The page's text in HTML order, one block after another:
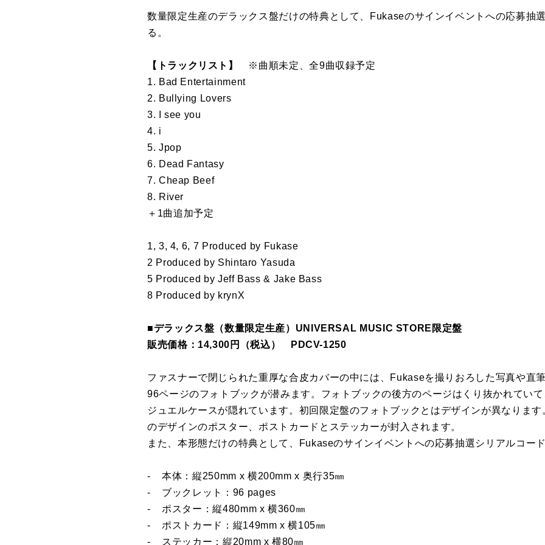
数量限定生産のデラックス盤だけの特典として、Fukaseのサインイベントへの応募抽
る。
【トラックリスト】 ※曲順未定、全9曲収録予定
1. Bad Entertainment
2. Bullying Lovers
3. I see you
4. i
5. Jpop
6. Dead Fantasy
7. Cheap Beef
8. River
＋1曲追加予定
1, 3, 4, 6, 7 Produced by Fukase
2 Produced by Shintaro Yasuda
5 Produced by Jeff Bass & Jake Bass
8 Produced by krynX
■デラックス盤（数量限定生産）UNIVERSAL MUSIC STORE限定盤
販売価格：14,300円（税込） PDCV-1250
ファスナーで閉じられた重厚な合皮カバーの中には、Fukaseを撮りおろした写真や直
96ページのフォトブックが潜みます。フォトブックの後方のページはくり抜かれてい
ジュエルケースが隠れています。初回限定盤のフォトブックとはデザインが異なりま
のデザインのポスター、ポストカードとステッカーが封入されます。
また、本形態だけの特典として、Fukaseのサインイベントへの応募抽選シリアルコー
- 本体：縦250mm x 横200mm x 奥行35㎜
- ブックレット：96 pages
- ポスター：縦480mm x 横360㎜
- ポストカード：縦149mm x 横105㎜
- ステッカー：縦20mm x 横80㎜